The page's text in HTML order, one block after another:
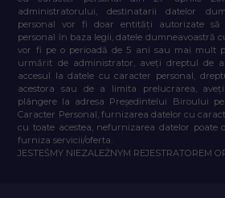
administratorului, destinatarii datelor
personal vor fi doar entități autorizate
personal în baza legii, datele dumneavoastră
vor fi pe o perioadă de 5 ani sau mai mult
urmărit de administrator, aveți dreptul de
accesul la datele cu caracter personal,
acestora sau de a limita prelucrarea,
plângere la adresa Președintelui Biroului
Caracter Personal, furnizarea datelor cu
cu toate acestea, nefurnizarea datelor poate
furniza servicii/oferta.
JESTEŚMY NIEZALEŻNYM REJESTRATOREM